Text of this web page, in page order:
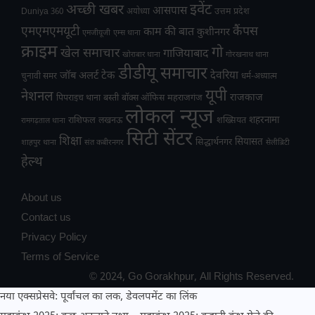
Duniya 360 अच्छी खबर अयोध्या आसपास इवेंट उत्तम प्रदेश
एमएमएमयूटी एमजीयूजी एम्स थाना काम की बात कुशीनगर कैंपस
क्राइमखेल समाचार खोराबार थाना गाजियाबादगो गोरखनाथ थाना
चुनावी समर जॉब अलर्ट टेक डीडीयू समाचार देवरिया धर्म-अध्यात्म
नेशनल पिपराइच थाना बस्ती बॉक्स ऑफिस महराजगंज यूपी राजकाज
रामगढ़ताल थाना राशिफल लखनऊ लोकल न्यूज शख्सियत शहरनामा
शाहपुर थाना शिक्षा संत कबीरनगर सिटी सेंटर सिद्धार्थनगर सियासत सेलीब्रिटी
हेल्थ
About us
Contact us
Privacy Policy
Terms of Service
© 2024, Go Gorakhpur, All Rights Reserved.
नया एक्सप्रेसवे: पूर्वांचल का लक, डेवलपमेंट का लिंक